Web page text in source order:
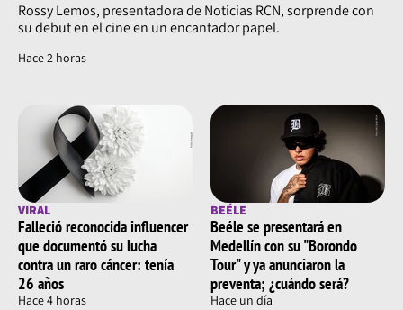
Rossy Lemos, presentadora de Noticias RCN, sorprende con
su debut en el cine en un encantador papel.
Hace 2 horas
VIRAL
Falleció reconocida influencer
que documentó su lucha
contra un raro cáncer: tenía
26 años
Hace 4 horas
BEÉLE
Beéle se presentará en
Medellín con su "Borondo
Tour" y ya anunciaron la
preventa; ¿cuándo será?
Hace un día